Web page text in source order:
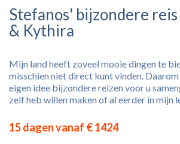
Stefanos' bijzondere
& Kythira
Mijn land heeft zoveel mooie dingen te
misschien niet direct kunt vinden.
eigen idee bijzondere reizen voor u
zelf heb willen maken of al eerder in mijn
15 dagen vanaf € 1424